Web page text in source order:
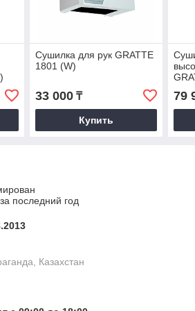
Сушилка для рук GRATTE
1801 (W)
33 000₸
Купить
79
последний год
Казахстан